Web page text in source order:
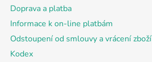
Doprava a platba
Informace k on-line platbám
Odstoupení od smlouvy a vrácení zboží
Kodex